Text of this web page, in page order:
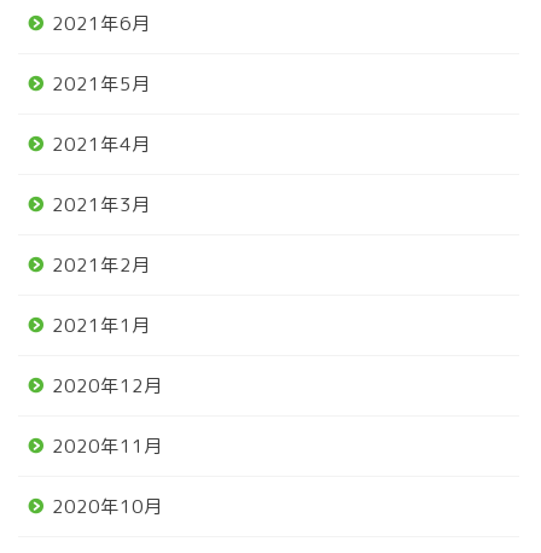
2021年6月
2021年5月
2021年4月
2021年3月
2021年2月
2021年1月
2020年12月
2020年11月
2020年10月